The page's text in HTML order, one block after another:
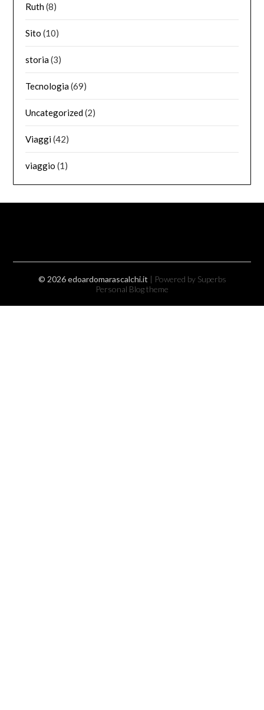
Ruth(8)
Sito (10)
storia(3)
Tecnologia(69)
Uncategorized(2)
Viaggi(42)
viaggio (1)
© 2026 edoardomarascalchi.it | Powered by Superbs
Personal Blog theme